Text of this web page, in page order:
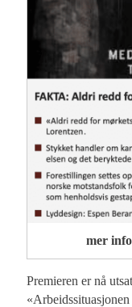
mer
Premieren er nå